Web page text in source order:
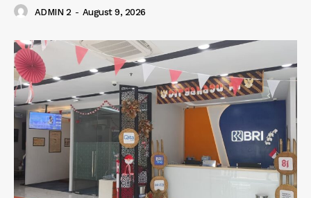
ADMIN 2 - August 9, 2026